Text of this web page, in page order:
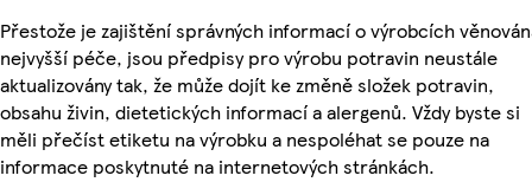
Přestože je zajištění správných informací o výrobcích
nejvyšší péče, jsou předpisy pro výrobu potravin neustále
aktualizovány tak, že může dojít ke změně složek potravin,
obsahu živin, dietetických informací a alergenů. Vždy byste si
měli přečíst etiketu na výrobku a nespoléhat se pouze na
informace poskytnuté na internetových stránkách.